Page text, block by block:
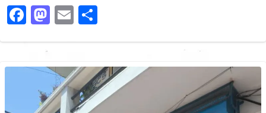
Facebook
Mastodon
Email